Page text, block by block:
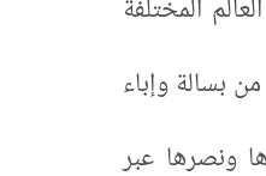
المختلفة
بسالة وإباء
ونصرها عبر